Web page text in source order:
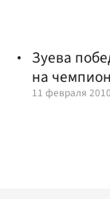
Зуева
на
11 февраля